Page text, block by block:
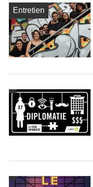
Entretien